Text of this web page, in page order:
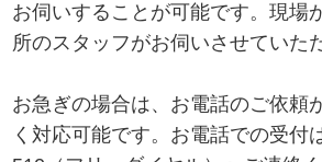
お伺いすることが可能です。現場
所のスタッフがお伺いさせていた
お急ぎの場合は、お電話のご依頼
く対応可能です。お電話での受付